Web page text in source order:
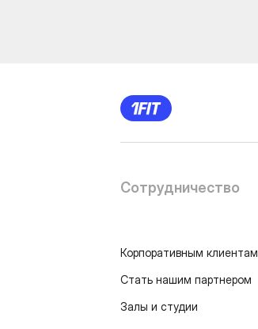
Сотрудничество
Корпоративным клиентам
Стать нашим партнером
Залы и студии